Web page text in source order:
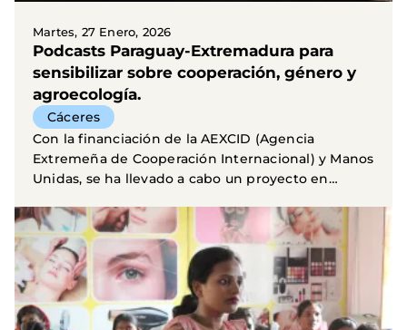
Martes, 27 Enero, 2026
Podcasts Paraguay-Extremadura para
sensibilizar sobre cooperación, género y
agroecología.
Cáceres
Con la financiación de la AEXCID (Agencia
Extremeña de Cooperación Internacional) y Manos
Unidas, se ha llevado a cabo un proyecto en